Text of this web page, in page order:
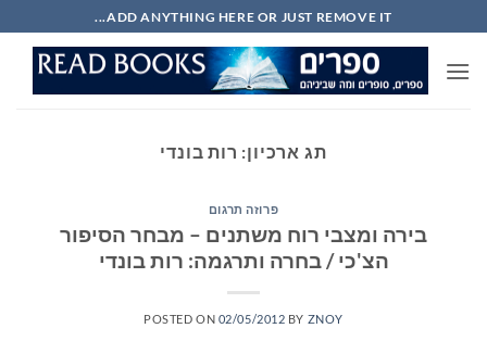
to
content
ADD ANYTHING HERE OR JUST REMOVE IT...
תג ארכיון: רות בונדי
פרוזה תרגום
בירה ומצבי רוח משתנים – מבחר הסיפור
הצ'כי / בחרה ותרגמה: רות בונדי
POSTED ON 02/05/2012 BY ZNOY